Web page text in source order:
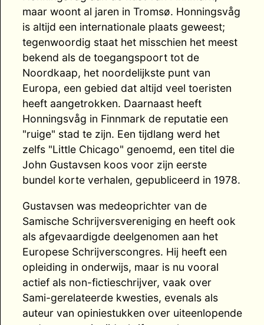
maar woont al jaren in Tromsø. Honningsvåg
is altijd een internationale plaats geweest;
tegenwoordig staat het misschien het meest
bekend als de toegangspoort tot de
Noordkaap, het noordelijkste punt van
Europa, een gebied dat altijd veel toeristen
heeft aangetrokken. Daarnaast heeft
Honningsvåg in Finnmark de reputatie een
"ruige" stad te zijn. Een tijdlang werd het
zelfs "Little Chicago" genoemd, een titel die
John Gustavsen koos voor zijn eerste
bundel korte verhalen, gepubliceerd in 1978.
Gustavsen was medeoprichter van de
Samische Schrijversvereniging en heeft ook
als afgevaardigde deelgenomen aan het
Europese Schrijverscongres. Hij heeft een
opleiding in onderwijs, maar is nu vooral
actief als non-fictieschrijver, vaak over
Sami-gerelateerde kwesties, evenals als
auteur van opiniestukken over uiteenlopende